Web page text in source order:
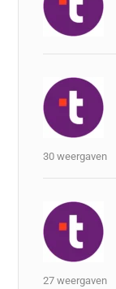
30 weergaven
27 weergaven